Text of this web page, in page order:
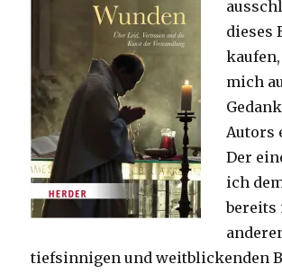
dieses
mich
Autors
Der
ich
bereits
tiefsinnigen und weitblickenden